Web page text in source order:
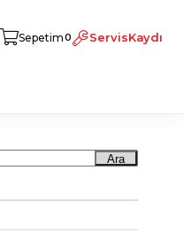
Sepetim0 ServisKaydı
Ara